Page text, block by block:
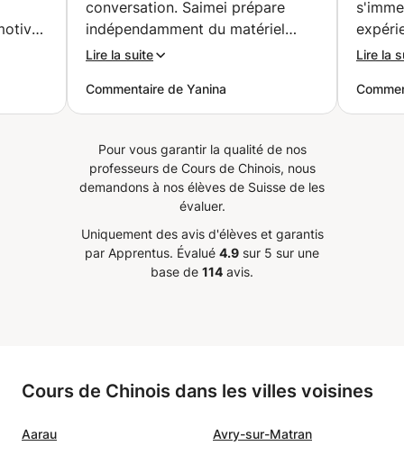
sur
bien
toute
conversation. Saimei prépare
indépendamment du matériel
supplémentaire pour les leçons.
client. L'enseignant anime la leçon
dans une ambiance détendue et
très compétent. ”
Lire la suite
Commentaire de Yanina
suis
Lire la
Pour vous garantir la qualité de nos
professeurs de Cours de Chinois, nous
demandons à nos élèves de Suisse de les
évaluer.
Uniquement des avis d'élèves et garantis
par Apprentus. Évalué 4.9 sur 5 sur une
base de 114 avis.
Cours de Chinois dans les villes voisines
Aarau Avry-sur-Matran